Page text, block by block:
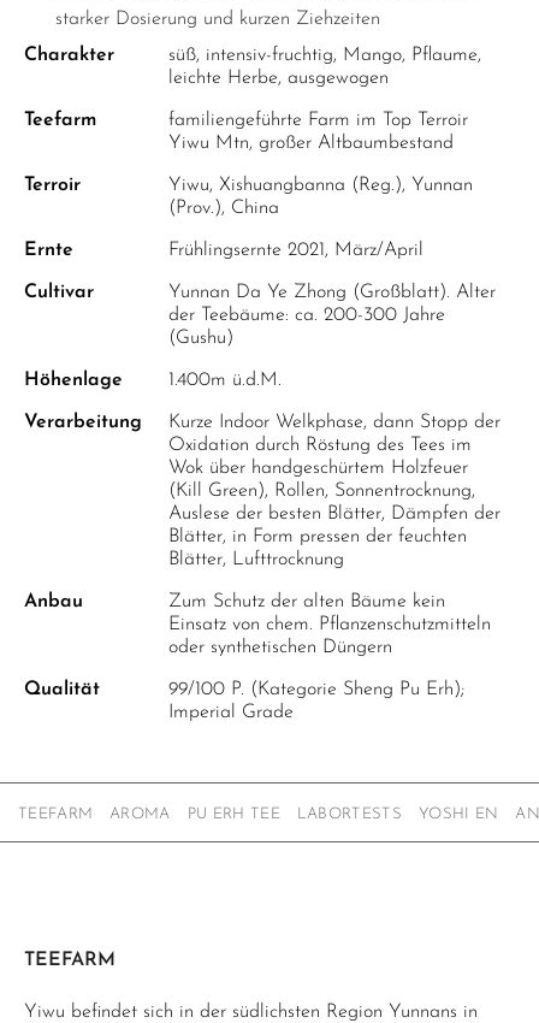
starker Dosierung und kurzen Ziehzeiten
Charakter
süß, intensiv-fruchtig, Mango, Pflaume,
leichte Herbe, ausgewogen
Teefarm
familiengeführte Farm im Top Terroir
Yiwu Mtn, großer Altbaumbestand
Terroir
Yiwu, Xishuangbanna (Reg.), Yunnan
(Prov.), China
Ernte Frühlingsernte 2021, März/April
Cultivar
Yunnan Da Ye Zhong (Großblatt). Alter
der Teebäume: ca. 200-300 Jahre
(Gushu)
Höhenlage 1.400m ü.d.M.
Verarbeitung
Kurze Indoor Welkphase, dann Stopp der
Oxidation durch Röstung des Tees im
Wok über handgeschürtem Holzfeuer
(Kill Green), Rollen, Sonnentrocknung,
Auslese der besten Blätter, Dämpfen der
Blätter, in Form pressen der feuchten
Blätter, Lufttrocknung
Anbau
Zum Schutz der alten Bäume kein
Einsatz von chem. Pflanzenschutzmitteln
oder synthetischen Düngern
Qualität
99/100 P. (Kategorie Sheng Pu Erh);
Imperial Grade
TEEFARM AROMA PU ERH TEE LABORTESTS YOSHI EN
TEEFARM
Yiwu befindet sich in der südlichsten Region Yunnans in